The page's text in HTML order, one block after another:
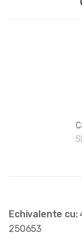
Echivalente cu:
250653